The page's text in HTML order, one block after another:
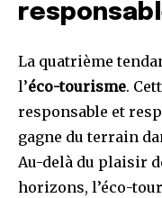
La quatrième
l’éco-tourisme.
responsable et
gagne du terrain
Au-delà du plaisir
horizons, l’éco-